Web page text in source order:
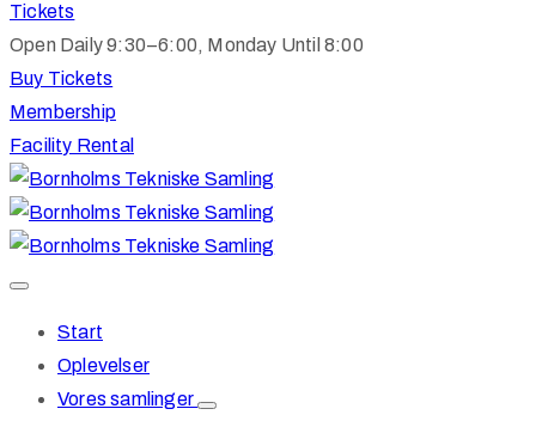
Tickets
Open Daily 9:30–6:00, Monday Until 8:00
Buy Tickets
Membership
Facility Rental
Start
Oplevelser
Vores samlinger